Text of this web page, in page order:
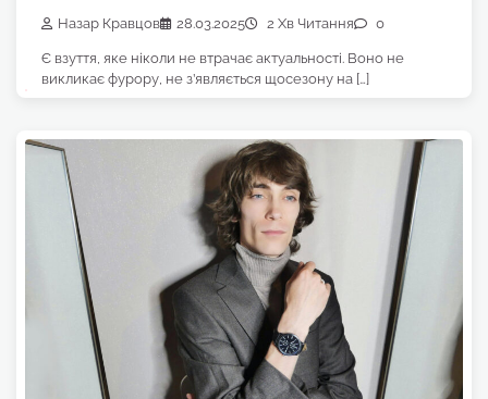
Назар Кравцов 28.03.2025 2 Хв Читання 0
Є взуття, яке ніколи не втрачає актуальності. Воно не
викликає фурору, не з’являється щосезону на […]